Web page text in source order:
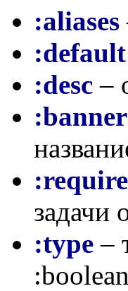
:aliases
:default
:desc –
:banner
задачи
:type –